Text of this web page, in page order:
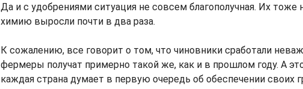
Да и с удобрениями ситуация не совсем благополучная. Их тоже
химию выросли почти в два раза.
К сожалению, все говорит о том, что чиновники сработали
фермеры получат примерно такой же, как и в прошлом году. А
каждая страна думает в первую очередь об обеспечении своих